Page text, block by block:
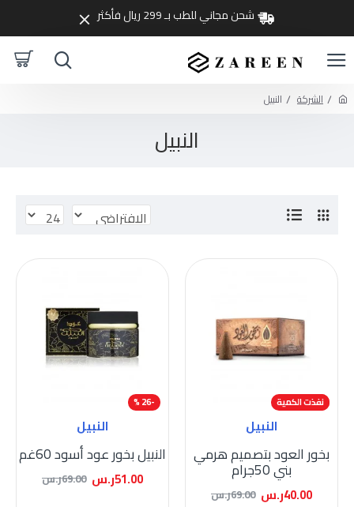
شحن مجاني للطب بـ 299 ريال فأكثر
الشركة النبيل
النبيل
-42 %
نفذت الكمية
النبيل
بخور العود بتصميم هرمي
بني 50جرام
40.00ر.س 69.00ر.س
-26 %
النبيل
النبيل بخور عود أسود 60غم
51.00ر.س 69.00ر.س